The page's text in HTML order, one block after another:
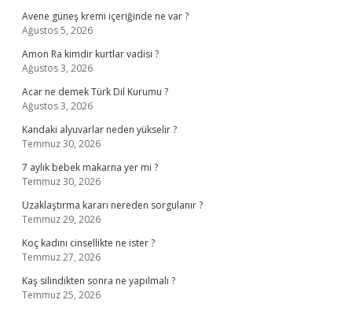
Avene güneş kremi içeriğinde ne var ?
Ağustos 5, 2026
Amon Ra kimdir kurtlar vadisi ?
Ağustos 3, 2026
Acar ne demek Türk Dil Kurumu ?
Ağustos 3, 2026
Kandaki alyuvarlar neden yükselir ?
Temmuz 30, 2026
7 aylık bebek makarna yer mi ?
Temmuz 30, 2026
Uzaklaştırma kararı nereden sorgulanır ?
Temmuz 29, 2026
Koç kadını cinsellikte ne ister ?
Temmuz 27, 2026
Kaş silindikten sonra ne yapılmalı ?
Temmuz 25, 2026